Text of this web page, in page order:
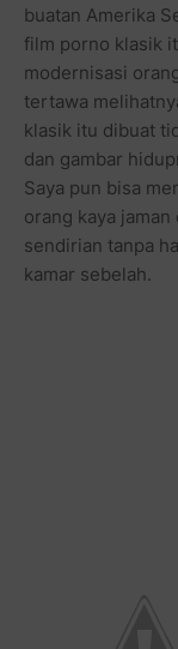
buatan Amerika
film porno klasik
modernisasi
tertawa
klasik itu dibuat
dan gambar
Saya pun bisa
orang kaya
sendirian tanpa
kamar sebelah.